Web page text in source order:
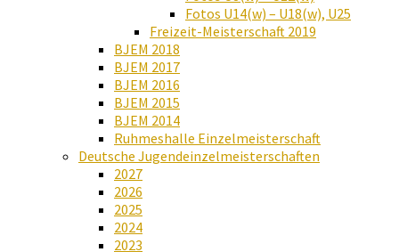
Fotos U14(w) – U18(w), U25
Freizeit-Meisterschaft 2019
BJEM 2018
BJEM 2017
BJEM 2016
BJEM 2015
BJEM 2014
Ruhmeshalle Einzelmeisterschaft
Deutsche Jugendeinzelmeisterschaften
2027
2026
2025
2024
2023